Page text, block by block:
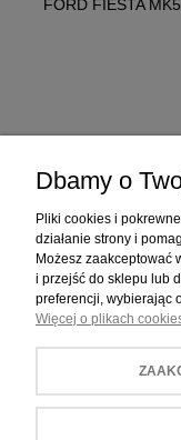
FORD FIESTA
Dbamy o
Pliki cookies i
działanie strony i
Możesz zaakceptować
i przejść do sklepu lub
preferencji, wybierając
Więcej o plikach